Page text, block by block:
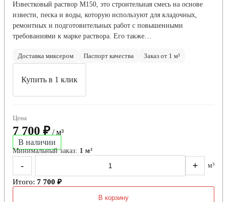
Известковый раствор М150, это строительная смесь на основе
извести, песка и воды, которую используют для кладочных,
ремонтных и подготовительных работ с повышенными
требованиями к марке раствора. Его также…
Доставка миксером Паспорт качества Заказ от 1 м³
Купить в 1 клик
Цена
7 700 ₽ / м³
В наличии
Минимальный заказ: 1 м³
- + м³
Итого: 7 700 ₽
В корзину